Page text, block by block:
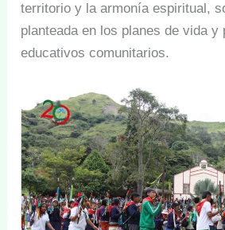
territorio y la armonía espiritual,
planteada en los planes de vida y
educativos comunitarios.